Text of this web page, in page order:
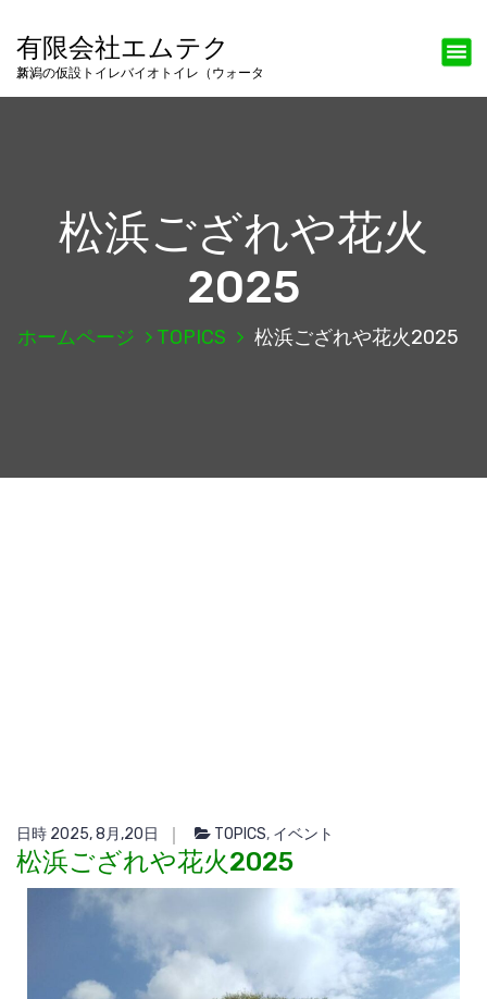
有限会社エムテク
新潟の仮設トイレバイオトイレ（ウォータス）
松浜ござれや花火
2025
ホームページ TOPICS 松浜ござれや花火2025
日時 2025, 8月,20日 TOPICS, イベント
松浜ござれや花火2025